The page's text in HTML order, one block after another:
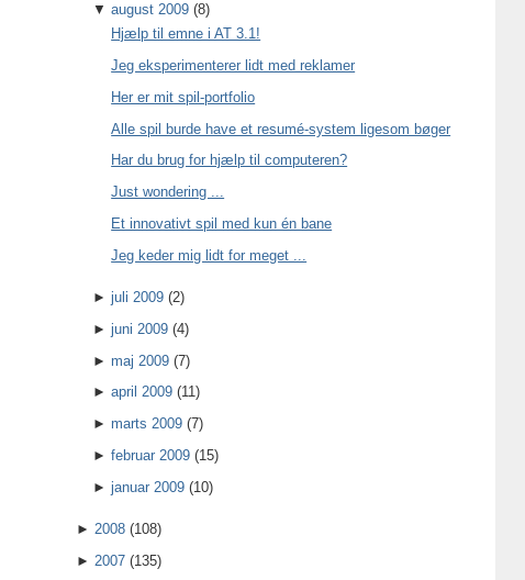
▼august 2009 (8)
Hjælp til emne i AT 3.1!
Jeg eksperimenterer lidt med reklamer
Her er mit spil-portfolio
Alle spil burde have et resumé-system ligesom bøger
Har du brug for hjælp til computeren?
Just wondering ...
Et innovativt spil med kun én bane
Jeg keder mig lidt for meget ...
►juli 2009 (2)
►juni 2009 (4)
►maj 2009 (7)
►april 2009 (11)
►marts 2009 (7)
►februar 2009 (15)
►januar 2009 (10)
► 2008 (108)
► 2007 (135)